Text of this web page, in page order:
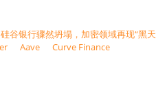
谷银行骤然坍塌，加密领域再现“黑天
Aave
Curve Finance